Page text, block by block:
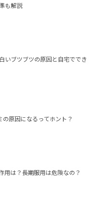
も解説
いブツブツの原因と自宅ででき
原因になるってホント？
用は？長期服用は危険なの？